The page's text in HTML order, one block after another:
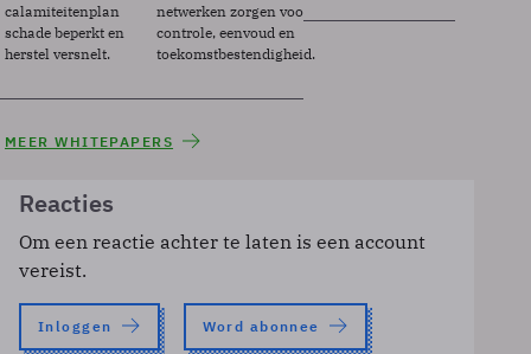
calamiteitenplan
schade beperkt en
herstel versnelt.
netwerken zorgen voor
controle, eenvoud en
toekomstbestendigheid.
MEER WHITEPAPERS
Reacties
Om een reactie achter te laten is een account
vereist.
Inloggen Word abonnee